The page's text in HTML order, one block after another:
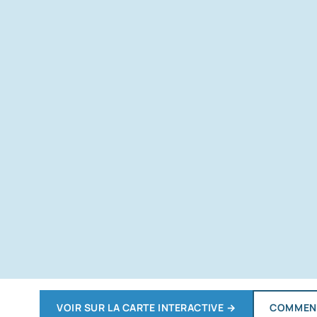
VOIR SUR LA CARTE INTERACTIVE →